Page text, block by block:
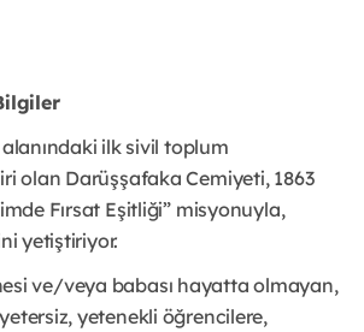
ilk sivil toplum
olan Darüşşafaka Cemiyeti, 1863
Fırsat Eşitliği” misyonuyla,
yetiştiriyor.
ve/veya babası hayatta olmayan,
yetenekli öğrencilere,